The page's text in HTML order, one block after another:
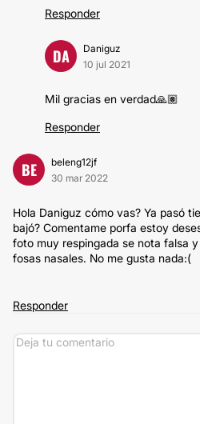
Responder
DA
Daniguz
10 jul 2021
Mil gracias en verdad🙏🏽
Responder
BE
beleng12jf
30 mar 2022
Hola Daniguz cómo vas? Ya pasó
bajó? Comentame porfa estoy
foto muy respingada se nota falsa
fosas nasales. No me gusta nada:(
Responder